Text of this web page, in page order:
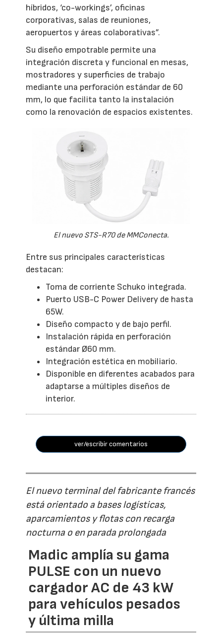
híbridos, ‘co-workings’, oficinas
corporativas, salas de reuniones,
aeropuertos y áreas colaborativas”.
Su diseño empotrable permite una
integración discreta y funcional en mesas,
mostradores y superficies de trabajo
mediante una perforación estándar de 60
mm, lo que facilita tanto la instalación
como la renovación de espacios existentes.
El nuevo STS-R70 de MMConecta.
Entre sus principales características
destacan:
Toma de corriente Schuko integrada.
Puerto USB-C Power Delivery de hasta
65W.
Diseño compacto y de bajo perfil.
Instalación rápida en perforación
estándar Ø60 mm.
Integración estética en mobiliario.
Disponible en diferentes acabados para
adaptarse a múltiples diseños de
interior.
ver/escribir comentarios
El nuevo terminal del fabricante francés
está orientado a bases logísticas,
aparcamientos y flotas con recarga
nocturna o en parada prolongada
Madic amplía su gama
PULSE con un nuevo
cargador AC de 43 kW
para vehículos pesados
y última milla